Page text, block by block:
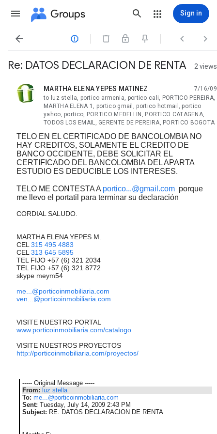
Groups Sign in
   
Re: DATOS DECLARACION DE RENTA 2 views
MARTHA ELENA YEPES MATINEZ
unread,
7/16/09
to luz stella, portico armenia, portico cali, PORTICO PEREIRA,
MARTHA ELENA 1, portico gmail, portico hotmail, portico
yahoo, portico, PORTICO MEDELLIN, PORTICO CATAGENA,
TODOS LOS EMAIL, GERENTE DE PEREIRA, PORTICO BOGOTA
TELO EN EL CERTIFICADO DE BANCOLOMBIA NO
HAY CREDITOS, SOLAMENTE EL CREDITO DE
BANCO OCCIDENTE, DEBE SOLICITAR EL
CERTIFICADO DEL BANCOLOMBIA DEL APARTA
ESTUDIO ES DEDUCIBLE LOS INTERESES.
TELO ME CONTESTA A portico...@gmail.com porque
me llevo el portatil para terminar su declaración
CORDIAL SALUDO.
MARTHA ELENA YEPES M.
CEL 315 495 4883
CEL 313 645 5895
TEL FIJO +57 (6) 321 2034
TEL FIJO +57 (6) 321 8772
skype meym54
me...@porticoinmobiliaria.com
ven...@porticoinmobiliaria.com
VISITE NUESTRO PORTAL
www.porticoinmobiliaria.com/catalogo
VISITE NUESTROS PROYECTOS
http://porticoinmobiliaria.com/proyectos/
----- Original Message -----
From: luz stella
To: me...@porticoinmobiliaria.com
Sent: Tuesday, July 14, 2009 2:43 PM
Subject: RE: DATOS DECLARACION DE RENTA